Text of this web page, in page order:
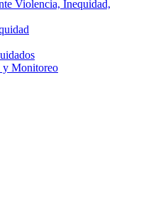
Violencia, Inequidad,
y Monitoreo